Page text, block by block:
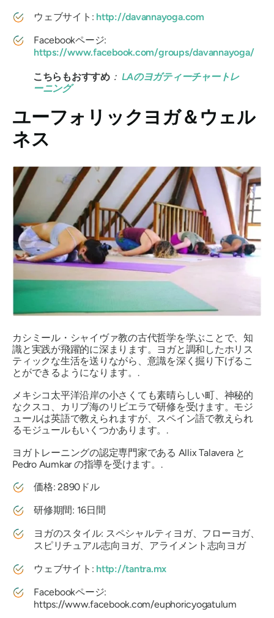
ウェブサイト: http://davannayoga.com
Facebookページ:
https://www.facebook.com/groups/davannayoga/
こちらもおすすめ： LAのヨガティーチャートレ
ーニング
ユーフォリックヨガ＆ウェル
ネス
カシミール・シャイヴァ教の古代哲学を学ぶことで、知
識と実践が飛躍的に深まります。ヨガと調和したホリス
ティックな生活を送りながら、意識を深く掘り下げるこ
とができるようになります。.
メキシコ太平洋沿岸の小さくても素晴らしい町、神秘的
なクスコ、カリブ海のリビエラで研修を受けます。モジ
ュールは英語で教えられますが、スペイン語で教えられ
るモジュールもいくつかあります。.
ヨガトレーニングの認定専門家である Allix Talavera と
Pedro Aumkar の指導を受けます。.
価格: 2890ドル
研修期間: 16日間
ヨガのスタイル: スペシャルティヨガ、フローヨガ、
スピリチュアル志向ヨガ、アライメント志向ヨガ
ウェブサイト: http://tantra.mx
Facebookページ:
https://www.facebook.com/euphoricyogatulum